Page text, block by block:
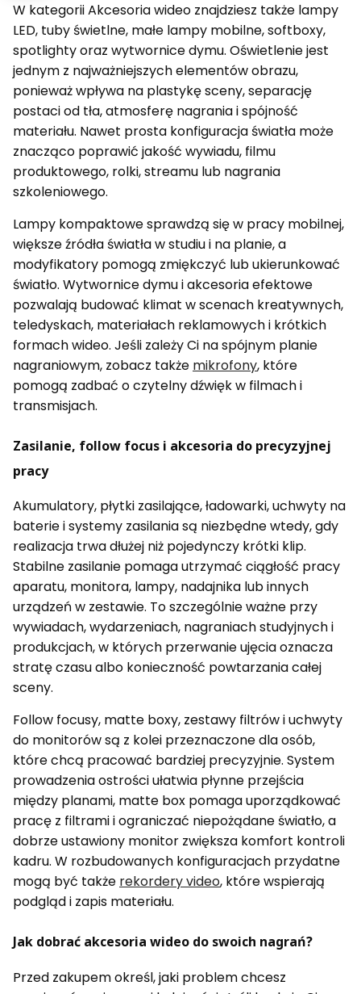
W kategorii Akcesoria wideo znajdziesz także lampy
LED, tuby świetlne, małe lampy mobilne, softboxy,
spotlighty oraz wytwornice dymu. Oświetlenie jest
jednym z najważniejszych elementów obrazu,
ponieważ wpływa na plastykę sceny, separację
postaci od tła, atmosferę nagrania i spójność
materiału. Nawet prosta konfiguracja światła może
znacząco poprawić jakość wywiadu, filmu
produktowego, rolki, streamu lub nagrania
szkoleniowego.
Lampy kompaktowe sprawdzą się w pracy mobilnej,
większe źródła światła w studiu i na planie, a
modyfikatory pomogą zmiękczyć lub ukierunkować
światło. Wytwornice dymu i akcesoria efektowe
pozwalają budować klimat w scenach kreatywnych,
teledyskach, materiałach reklamowych i krótkich
formach wideo. Jeśli zależy Ci na spójnym planie
nagraniowym, zobacz także mikrofony, które
pomogą zadbać o czytelny dźwięk w filmach i
transmisjach.
Zasilanie, follow focus i akcesoria do precyzyjnej
pracy
Akumulatory, płytki zasilające, ładowarki, uchwyty na
baterie i systemy zasilania są niezbędne wtedy, gdy
realizacja trwa dłużej niż pojedynczy krótki klip.
Stabilne zasilanie pomaga utrzymać ciągłość pracy
aparatu, monitora, lampy, nadajnika lub innych
urządzeń w zestawie. To szczególnie ważne przy
wywiadach, wydarzeniach, nagraniach studyjnych i
produkcjach, w których przerwanie ujęcia oznacza
stratę czasu albo konieczność powtarzania całej
sceny.
Follow focusy, matte boxy, zestawy filtrów i uchwyty
do monitorów są z kolei przeznaczone dla osób,
które chcą pracować bardziej precyzyjnie. System
prowadzenia ostrości ułatwia płynne przejścia
między planami, matte box pomaga uporządkować
pracę z filtrami i ograniczać niepożądane światło, a
dobrze ustawiony monitor zwiększa komfort kontroli
kadru. W rozbudowanych konfiguracjach przydatne
mogą być także rekordery video, które wspierają
podgląd i zapis materiału.
Jak dobrać akcesoria wideo do swoich nagrań?
Przed zakupem określ, jaki problem chcesz